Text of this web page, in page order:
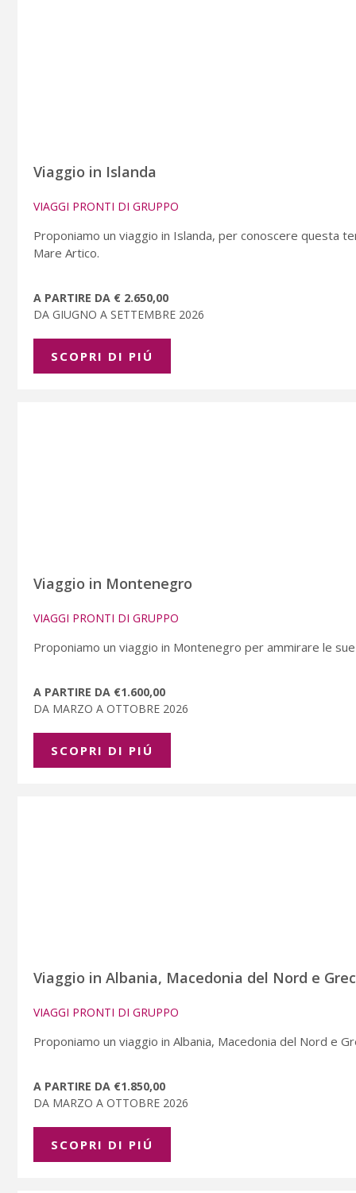
Viaggio in Islanda
VIAGGI PRONTI DI GRUPPO
Proponiamo un viaggio in Islanda, per conoscere questa
Mare Artico.
A PARTIRE DA € 2.650,00
DA GIUGNO A SETTEMBRE 2026
SCOPRI DI PIÚ
Viaggio in Montenegro
VIAGGI PRONTI DI GRUPPO
Proponiamo un viaggio in Montenegro per ammirare le
A PARTIRE DA €1.600,00
DA MARZO A OTTOBRE 2026
SCOPRI DI PIÚ
Viaggio in Albania, Macedonia del Nord e
VIAGGI PRONTI DI GRUPPO
Proponiamo un viaggio in Albania, Macedonia del Nord e
A PARTIRE DA €1.850,00
DA MARZO A OTTOBRE 2026
SCOPRI DI PIÚ